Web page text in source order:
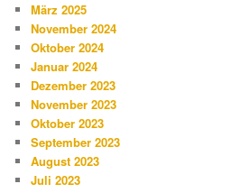
März 2025
November 2024
Oktober 2024
Januar 2024
Dezember 2023
November 2023
Oktober 2023
September 2023
August 2023
Juli 2023